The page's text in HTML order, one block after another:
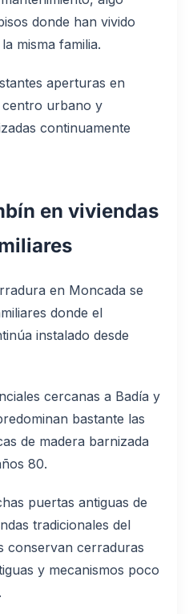
donde han vivido
misma familia.
aperturas en
centro urbano y
continuamente
en viviendas
en Moncada se
donde el
instalado desde
cercanas a Badía y
bastante las
de madera barnizada
80.
puertas antiguas de
tradicionales del
conservan cerraduras
y mecanismos poco